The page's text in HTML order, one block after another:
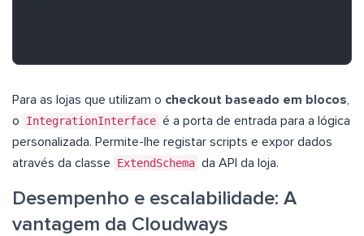
Para as lojas que utilizam o checkout baseado em blocos
o
IntegrationInterface é a porta de entrada para a lógica
personalizada. Permite-lhe registar scripts e expor dados
através da classe
ExtendSchema da API da loja.
Desempenho e escalabilidade: A
vantagem da Cloudways